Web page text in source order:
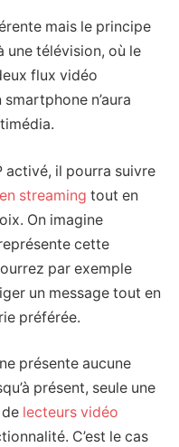
mais le principe
une télévision, où le
flux vidéo
smartphone n’aura
activé, il pourra suivre
streaming tout en
On imagine
cette
par exemple
un message tout en
préférée.
présente aucune
présent, seule une
lecteurs vidéo
C’est le cas